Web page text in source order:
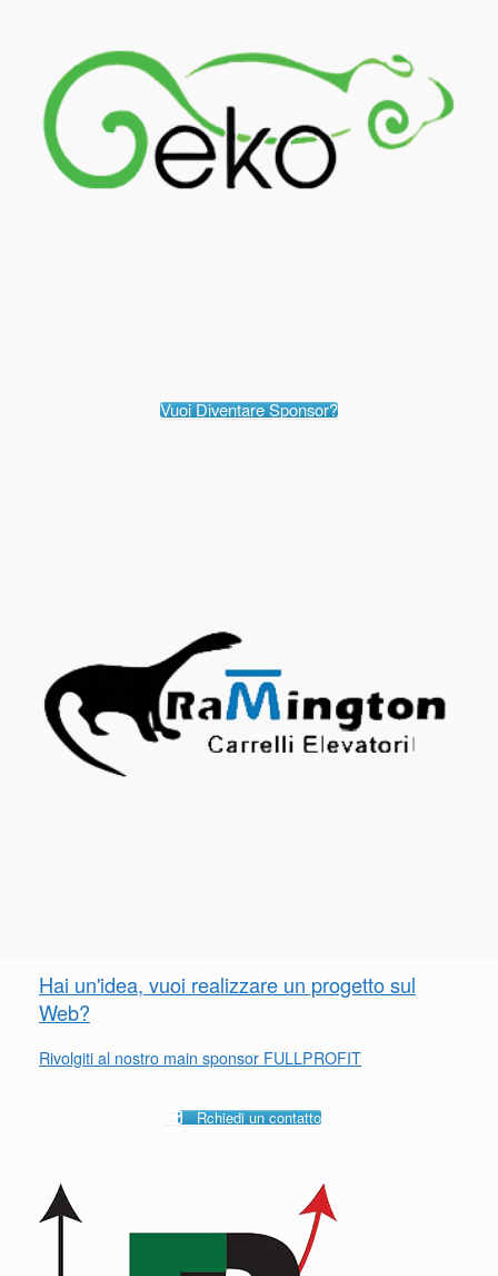
Vuoi Diventare Sponsor?
Hai un'idea, vuoi realizzare un progetto sul
Web?
Rivolgiti al nostro main sponsor FULLPROFIT
Rchiedi un contatto